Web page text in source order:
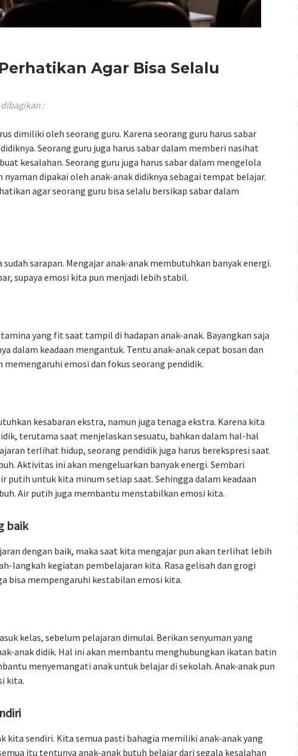
Agar Bisa Selalu
dibagikan :
dimiliki oleh seorang guru. Karena seorang guru harus sabar
Seorang guru juga harus sabar dalam memberi nasihat
kesalahan. Seorang guru juga harus sabar dalam mengelola
dipakai oleh anak-anak didiknya sebagai tempat belajar.
agar seorang guru bisa selalu bersikap sabar dalam
sarapan. Mengajar anak-anak membutuhkan banyak energi.
supaya emosi kita pun menjadi lebih stabil.
yang fit saat tampil di hadapan anak-anak. Bayangkan saja
dalam keadaan mengantuk. Tentu anak-anak cepat bosan dan
emosi dan fokus seorang pendidik.
kesabaran ekstra, namun juga tenaga ekstra. Karena kita
terutama saat menjelaskan sesuatu, bahkan dalam hal-hal
terlihat hidup, seorang pendidik juga harus berekspresi saat
Aktivitas ini akan mengeluarkan banyak energi. Sembari
putih untuk kita minum setiap saat. Sehingga dalam keadaan
Air putih juga membantu menstabilkan emosi kita.
baik
dengan baik, maka saat kita mengajar pun akan terlihat lebih
langkah kegiatan pembelajaran kita. Rasa gelisah dan grogi
bisa mempengaruhi kestabilan emosi kita.
kelas, sebelum pelajaran dimulai. Berikan senyuman yang
anak didik. Hal ini akan membantu menghubungkan ikatan batin
menyemangati anak untuk belajar di sekolah. Anak-anak pun
kita.
kita sendiri. Kita semua pasti bahagia memiliki anak-anak yang
itu tentunya anak-anak butuh belajar dari segala kesalahan